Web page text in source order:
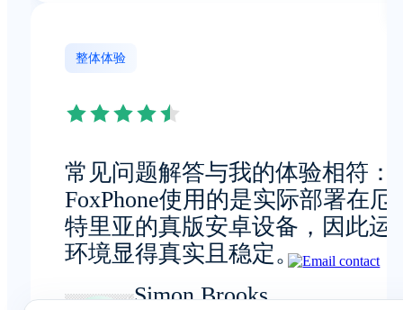
整体体验
常见问题解答与我的体验相符：
FoxPhone使用的是实际部署在厄
特里亚的真版安卓设备，因此运
环境显得真实且稳定。
Simon Brooks